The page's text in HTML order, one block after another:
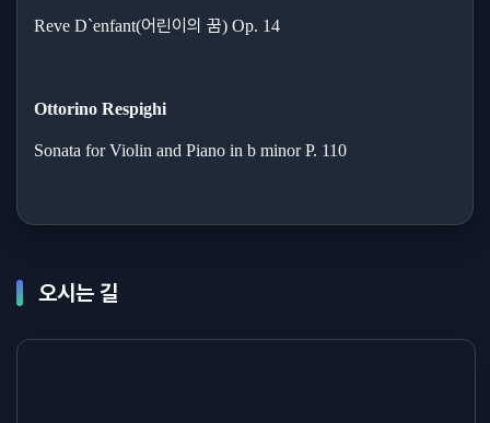
Reve D`enfant(어린이의 꿈) Op. 14
Ottorino Respighi
Sonata for Violin and Piano in b minor P. 110
오시는 길